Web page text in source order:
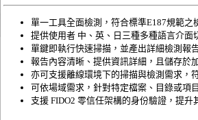
單一工具全面檢測，符合標準E187規範之
提供使用者 中、英、日三種多種語言介面
單鍵即執行快速掃描，並產出詳細檢測報
報告內容清晰、提供資訊詳細，且儲存於
亦可支援離線環境下的掃描與檢測需求，
可依場域需求，針對特定檔案、目錄或項
支援 FIDO2 零信任架構的身份驗證，提升